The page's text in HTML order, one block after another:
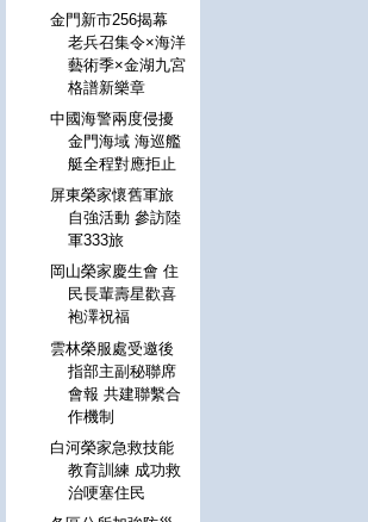
金門新市256揭幕
老兵召集令×海洋
藝術季×金湖九宮
格譜新樂章
中國海警兩度侵擾
金門海域 海巡艦
艇全程對應拒止
屏東榮家懷舊軍旅
自強活動 參訪陸
軍333旅
岡山榮家慶生會 住
民長輩壽星歡喜
袍澤祝福
雲林榮服處受邀後
指部主副秘聯席
會報 共建聯繫合
作機制
白河榮家急救技能
教育訓練 成功救
治哽塞住民